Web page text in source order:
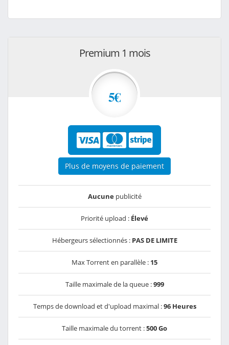
Premium 1 mois
5€
Plus de moyens de paiement
Aucunepublicité
Priorité upload : Élevé
Hébergeurs sélectionnés : PAS DE LIMITE
Max Torrent en parallèle : 15
Taille maximale de la queue :999
Temps de download et d'upload maximal :96 Heures
Taille maximale du torrent :500 Go